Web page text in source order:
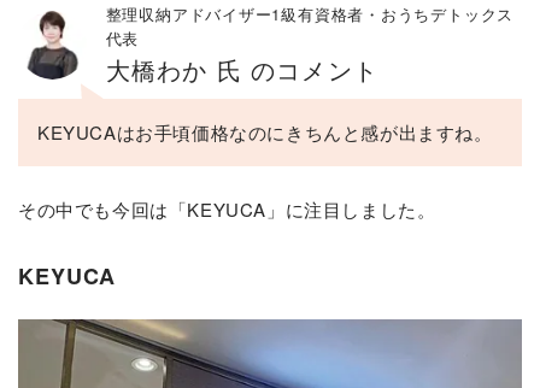
整理収納アドバイザー1級有資格者・おうちデトックス
代表
大橋わか 氏 のコメント
KEYUCAはお手頃価格なのにきちんと感が出ますね。
その中でも今回は「KEYUCA」に注目しました。
KEYUCA